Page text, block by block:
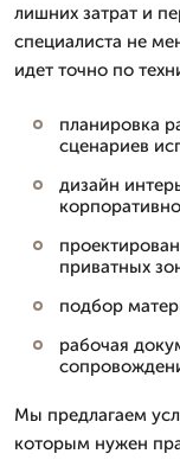
лишних затрат и
специалиста не
идет точно по
планировка
сценариев
дизайн
приватных
подбор
рабочая
Мы предлагаем
которым нужен